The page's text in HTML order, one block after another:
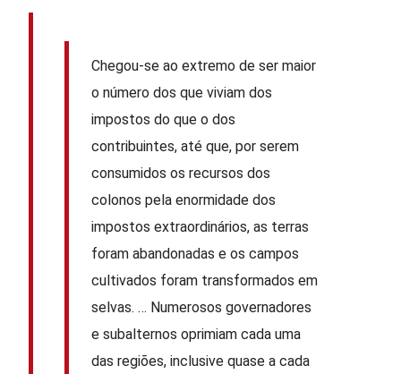
Chegou-se ao extremo de ser maior
o número dos que viviam dos
impostos do que o dos
contribuintes, até que, por serem
consumidos os recursos dos
colonos pela enormidade dos
impostos extraordinários, as terras
foram abandonadas e os campos
cultivados foram transformados em
selvas. … Numerosos governadores
e subalternos oprimiam cada uma
das regiões, inclusive quase a cada